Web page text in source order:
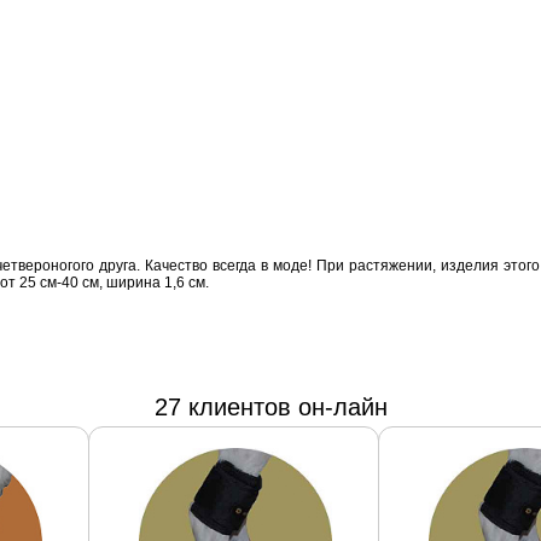
друга. Качество всегда в моде! При растяжении, изделия
25 см-40 см, ширина 1,6 см.
27 клиентов он-лайн